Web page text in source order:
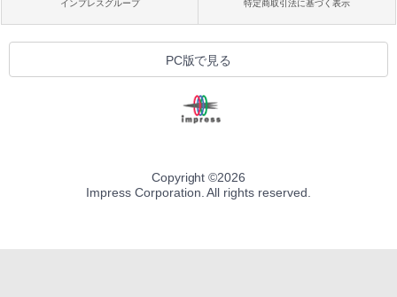
インプレスグループ 特定商取引法に基づく表示
PC版で見る
Copyright ©2026
Impress Corporation. All rights reserved.